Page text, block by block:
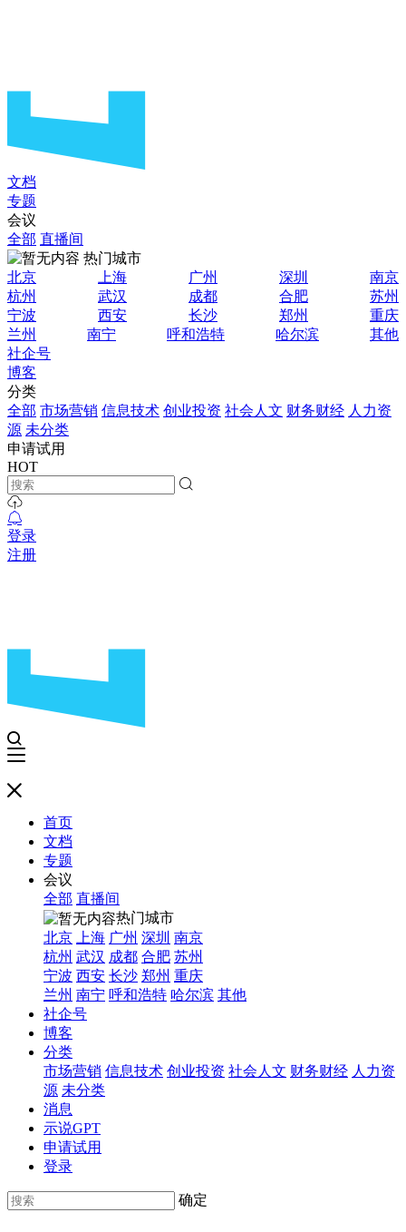
文档
专题
会议
全部 直播间
热门城市
北京
上海 广州 深圳
南京
杭州
武汉 成都 合肥
苏州
宁波
西安 长沙 郑州
重庆
兰州
南宁 呼和浩特 哈尔滨
其他
社企号
博客
分类
全部 市场营销 信息技术 创业投资 社会人文 财务财经 人力资
源 未分类
申请试用
HOT
登录
注册
首页
文档
专题
会议
全部 直播间
热门城市
北京
上海 广州 深圳 南京
杭州 武汉 成都 合肥 苏州
宁波 西安 长沙 郑州 重庆
兰州 南宁 呼和浩特 哈尔滨 其他
社企号
博客
分类
市场营销 信息技术 创业投资 社会人文 财务财经 人力资
源 未分类
消息
示说GPT
申请试用
登录
确定